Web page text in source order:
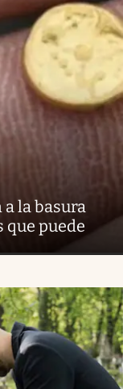
la basura
que puede